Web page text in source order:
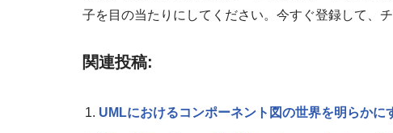
子を目の当たりにしてください。今すぐ登録して、
関連投稿:
UMLにおけるコンポーネント図の世界を明らかに